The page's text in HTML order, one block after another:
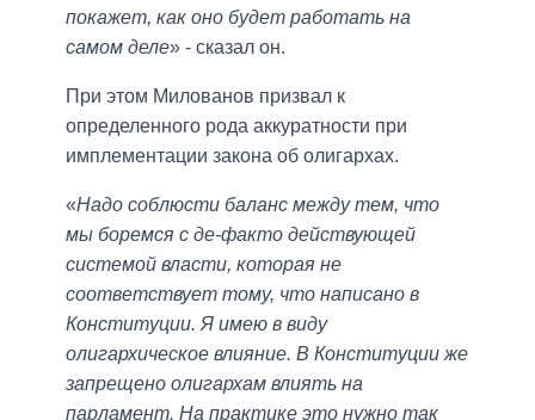
покажет, как оно будет работать на
самом деле» - сказал он.
При этом Милованов призвал к
определенного рода аккуратности при
имплементации закона об олигархах.
«Надо соблюсти баланс между тем, что
мы боремся с де-факто действующей
системой власти, которая не
соответствует тому, что написано в
Конституции. Я имею в виду
олигархическое влияние. В Конституции же
запрещено олигархам влиять на
парламент. На практике это нужно так